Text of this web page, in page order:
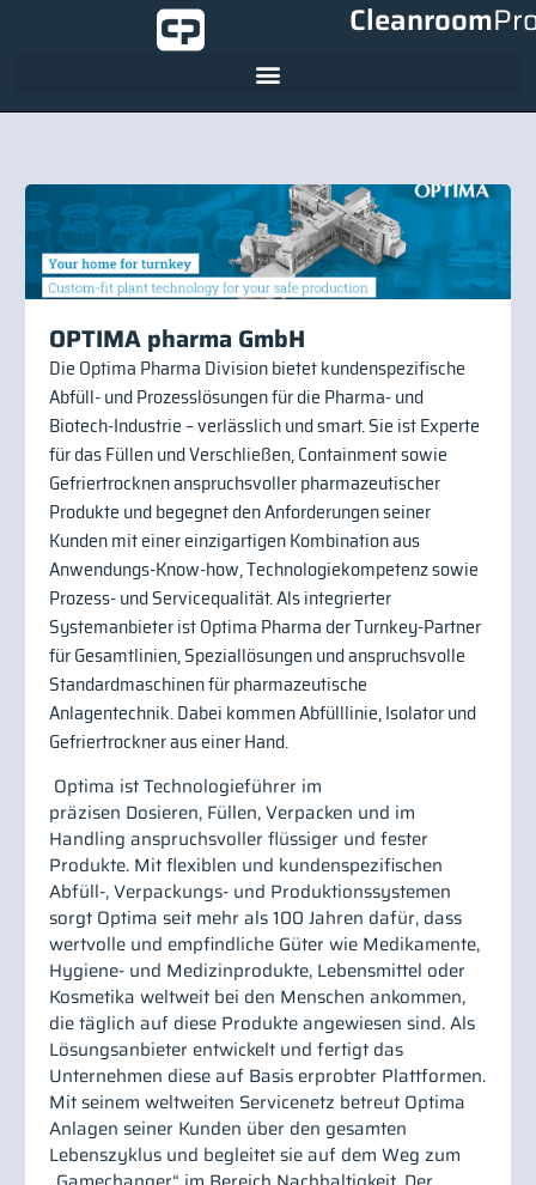
Cleanroom
OPTIMA pharma GmbH
Die Optima Pharma Division bietet kundenspezifische
Abfüll- und Prozesslösungen für die Pharma- und
Biotech-Industrie – verlässlich und smart. Sie ist Experte
für das Füllen und Verschließen, Containment sowie
Gefriertrocknen anspruchsvoller pharmazeutischer
Produkte und begegnet den Anforderungen seiner
Kunden mit einer einzigartigen Kombination aus
Anwendungs-Know-how, Technologiekompetenz sowie
Prozess- und Servicequalität. Als integrierter
Systemanbieter ist Optima Pharma der Turnkey-Partner
für Gesamtlinien, Speziallösungen und anspruchsvolle
Standardmaschinen für pharmazeutische
Anlagentechnik. Dabei kommen Abfülllinie, Isolator und
Gefriertrockner aus einer Hand.
Optima ist Technologieführer im
präzisen Dosieren, Füllen, Verpacken und im
Handling anspruchsvoller flüssiger und fester
Produkte. Mit flexiblen und kundenspezifischen
Abfüll-, Verpackungs- und Produktionssystemen
sorgt Optima seit mehr als 100 Jahren dafür, dass
wertvolle und empfindliche Güter wie Medikamente,
Hygiene- und Medizinprodukte, Lebensmittel oder
Kosmetika weltweit bei den Menschen ankommen,
die täglich auf diese Produkte angewiesen sind. Als
Lösungsanbieter entwickelt und fertigt das
Unternehmen diese auf Basis erprobter Plattformen.
Mit seinem weltweiten Servicenetz betreut Optima
Anlagen seiner Kunden über den gesamten
Lebenszyklus und begleitet sie auf dem Weg zum